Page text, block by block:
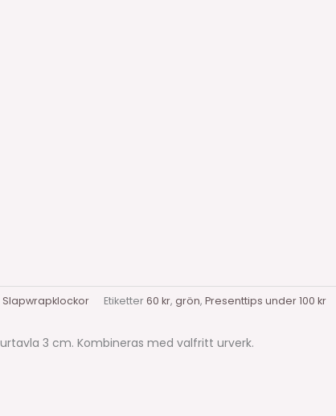
Slapwrapklockor Etiketter60 kr, grön, Presenttips under 100 kr
3 cm. Kombineras med valfritt urverk.